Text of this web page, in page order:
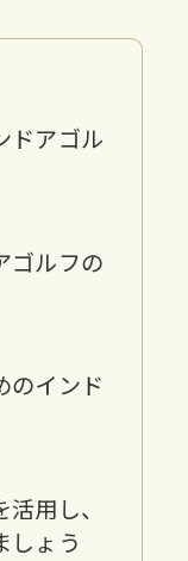
ドアゴル
ゴルフの
のインド
用し、
しょう